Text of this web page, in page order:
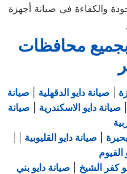
والكفاءة في صيانة أجهزة
بجميع محافظات
صيانة دايو الدقهلية
صيانة
صيانة دايو الاسكندرية
صيانة
صيانة دايو القليوبية
الفيوم
كفر الشيخ
صيانة دايو بني